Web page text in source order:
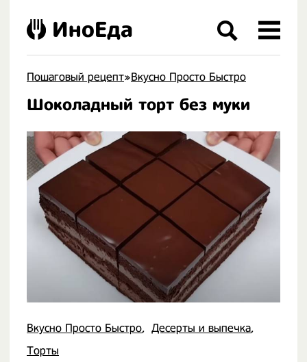
Пошаговый рецепт»Вкусно Просто Быстро
Шоколадный торт без муки
Вкусно Просто Быстро
Десерты и выпечка
Торты
ИноЕда